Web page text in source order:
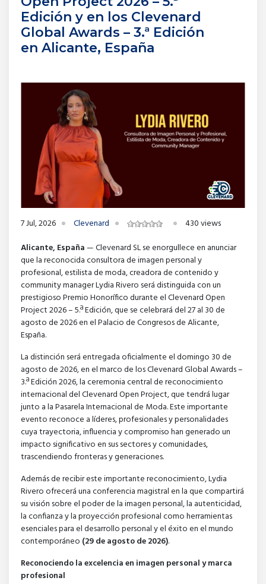
Edición y en los Clevenard
Global Awards – 3.ª Edición
en Alicante, España
7 Jul, 2026 Clevenard
430 views
Alicante, España— Clevenard SL se enorgullece en anunciar
que la reconocida consultora de imagen personal y
profesional, estilista de moda, creadora de contenido y
community manager Lydia Rivero será distinguida con un
prestigioso Premio Honorífico durante el Clevenard Open
Project 2026 – 5.ª Edición, que se celebrará del 27 al 30 de
agosto de 2026 en el Palacio de Congresos de Alicante,
España.
La distinción será entregada oficialmente el domingo 30 de
agosto de 2026, en el marco de los Clevenard Global Awards –
3.ª Edición 2026, la ceremonia central de reconocimiento
internacional del Clevenard Open Project, que tendrá lugar
junto a la Pasarela Internacional de Moda. Este importante
evento reconoce a líderes, profesionales y personalidades
cuya trayectoria, influencia y compromiso han generado un
impacto significativo en sus sectores y comunidades,
trascendiendo fronteras y generaciones.
Además de recibir este importante reconocimiento, Lydia
Rivero ofrecerá una conferencia magistral en la que compartirá
su visión sobre el poder de la imagen personal, la autenticidad,
la confianza y la proyección profesional como herramientas
esenciales para el desarrollo personal y el éxito en el mundo
contemporáneo (29 de agosto de 2026).
Reconociendo la excelencia en imagen personal y marca
profesional